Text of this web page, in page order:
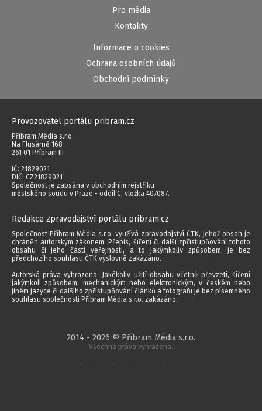
Pro média
Kontakty
Informace o cookies
Ochrana osobních údajů
Obchodní podmínky
Provozovatel portálu pribram.cz
Příbram Média s.r.o.
Na Flusárně 168
261 01 Příbram III
IČ: 21829021
DIČ: CZ21829021
Společnost je zapsána v obchodním rejstříku
městského soudu v Praze - oddíl C, vložka 407087.
Redakce zpravodajství portálu pribram.cz
Společnost Příbram Média s.r.o. využívá zpravodajství ČTK, jehož obsah je
chráněn autorským zákonem. Přepis, šíření či další zpřístupňování tohoto
obsahu či jeho části veřejnosti, a to jakýmkoliv způsobem, je bez
předchozího souhlasu ČTK výslovně zakázáno.
Autorská práva vyhrazena. Jakékoliv užití obsahu včetně převzetí, šíření
jakýmkoli způsobem, mechanickým nebo elektronickým, v českém nebo
jiném jazyce či dalšího zpřístupňování článků a fotografií je bez písemného
souhlasu společnosti Příbram Média s.r.o. zakázáno.
2014 - 2026 © Příbram Média s.r.o.
Všechna práva vyhrazena.
webdesign | websystem | KAO.cz